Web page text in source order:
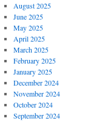
August 2025
June 2025
May 2025
April 2025
March 2025
February 2025
January 2025
December 2024
November 2024
October 2024
September 2024